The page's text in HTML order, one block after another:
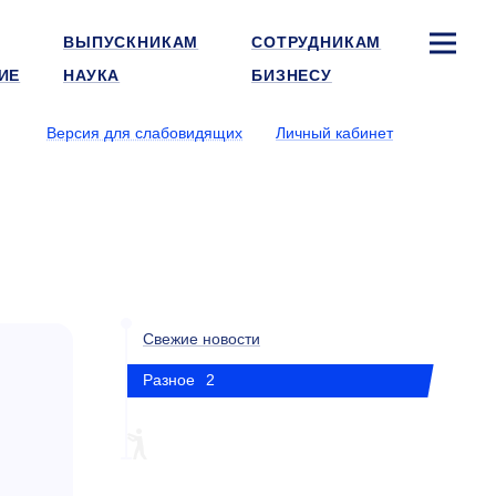
ВЫПУСКНИКАМ
СОТРУДНИКАМ
НАУКА БИЗНЕСУ
Версия для слабовидящих Личный кабинет
Свежие новости
Разное 2